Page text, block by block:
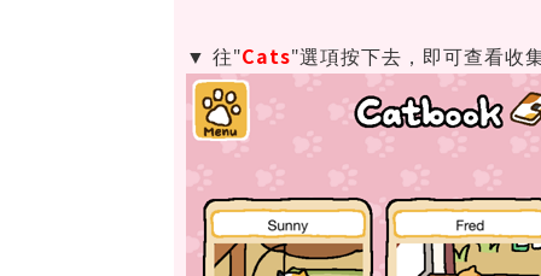
▼ 往"Cats"選項按下去，即可查看收